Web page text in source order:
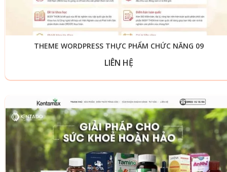
THEME WORDPRESS THỰC PHẨM CHỨC NĂNG 09
LIÊN HỆ